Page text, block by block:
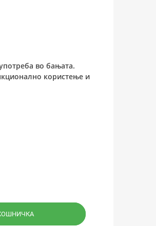
во бањата.
користење и